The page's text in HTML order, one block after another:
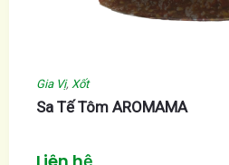
Gia Vị, Xốt
Sa Tế Tôm AROMAMA